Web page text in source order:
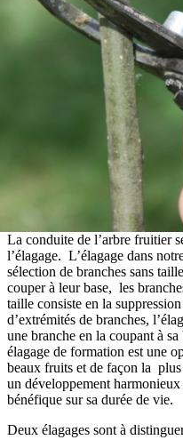
La conduite de l’arbre fruitier
l’élagage. L’élagage dans
sélection de branches sans
couper à leur base, les
taille consiste en la
d’extrémités de branches,
une branche en la coupant à
élagage de formation est une
beaux fruits et de façon la
un développement
bénéfique sur sa durée de vie.
Deux élagages sont à